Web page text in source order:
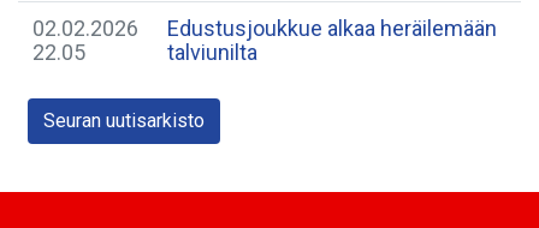
02.02.2026
22.05
Edustusjoukkue alkaa heräilemään
talviunilta
Seuran uutisarkisto